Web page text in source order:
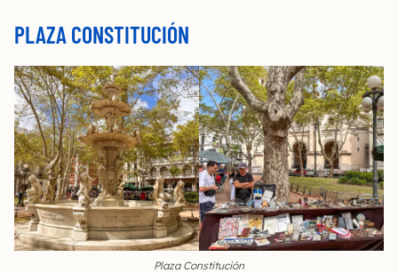
PLAZA CONSTITUCIÓN
Plaza Constitución